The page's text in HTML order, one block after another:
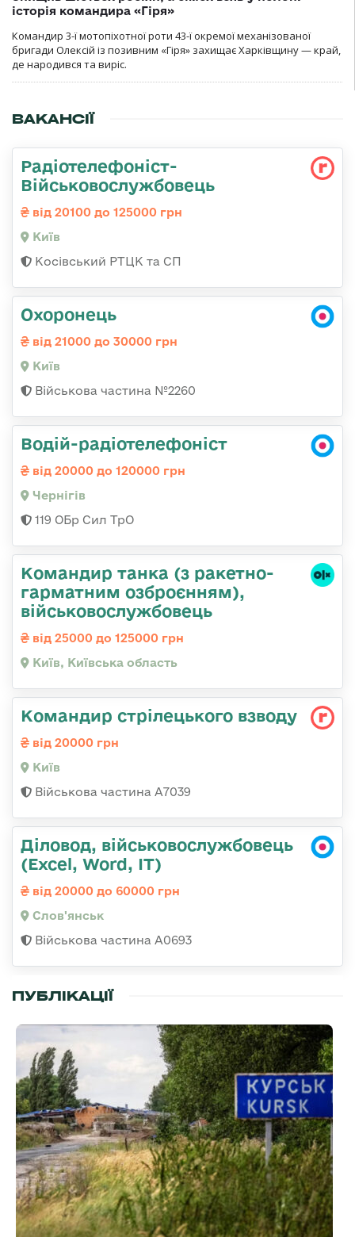
історія командира «Гіря»
Командир 3-ї мотопіхотної роти 43-ї окремої механізованої
бригади Олексій із позивним «Гіря» захищає Харківщину — край,
де народився та виріс.
ВАКАНСІЇ
Радіотелефоніст-
Військовослужбовець
від 20100 до 125000 грн
Київ
Косівський РТЦК та СП
Охоронець
від 21000 до 30000 грн
Київ
Військова частина №2260
Водій-радіотелефоніст
від 20000 до 120000 грн
Чернігів
119 ОБр Сил ТрО
Командиp танка (з pакетно-
гарматним озброєнням),
військовослужбовець
від 25000 до 125000 грн
Київ, Київська область
Командир стрілецького взводу
від 20000 грн
Київ
Військова частина А7039
Діловод, військовослужбовець
(Excel, Word, IT)
від 20000 до 60000 грн
Слов'янськ
Військова частина А0693
ПУБЛІКАЦІЇ